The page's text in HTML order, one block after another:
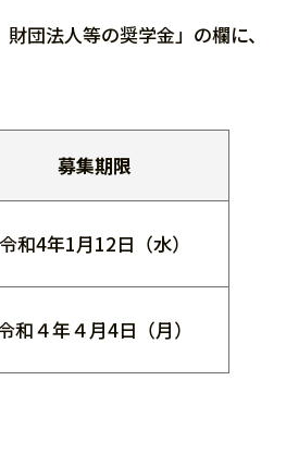
団法人等の奨学金」の欄に、
募集期限
令和4年1月12日（水）
和４年４月4日（月）